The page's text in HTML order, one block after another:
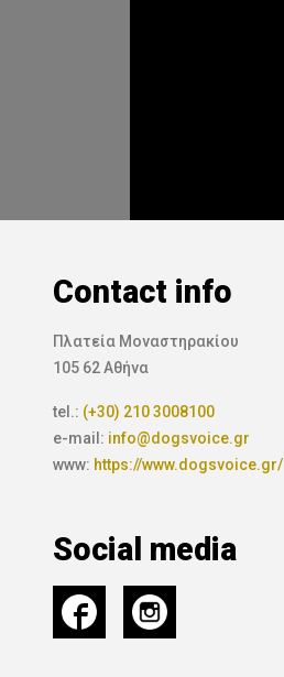
Contact info
Πλατεία Μοναστηρακίου
105 62 Αθήνα
tel.: (+30) 210 3008100
e-mail: info@dogsvoice.gr
www: https://www.dogsvoice.gr/
Social media